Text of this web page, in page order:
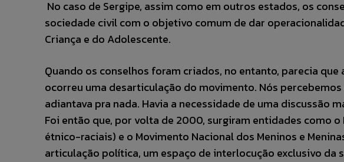
No caso de Sergipe, assim como em outros estados, os
sociedade civil com o objetivo comum de dar
Criança e do Adolescente.
Quando os conselhos foram criados, no entanto, parecia
ocorreu uma desarticulação do movimento. Nós
adiantava pra nada. Havia a necessidade de uma discussão
Foi então que, por volta de 2000, surgiram entidades como o
étnico-raciais) e o Movimento Nacional dos Meninos e
articulação política, um espaço de interlocução exclusivo da